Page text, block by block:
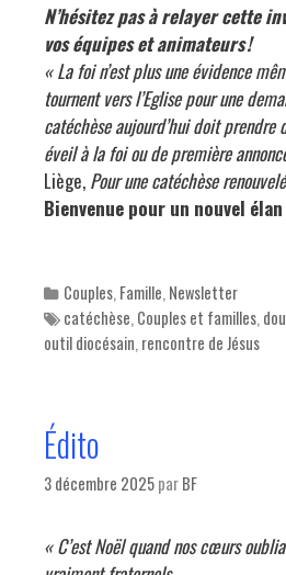
N’hésitez pas à relayer cette
vos équipes et animateurs !
« La foi n’est plus une évidence
tournent vers l’Eglise pour une
catéchèse aujourd’hui doit prendre
éveil à la foi ou de première
Liège, Pour une catéchèse
Bienvenue pour un nouvel
Categories
Couples, Famille, Newsletter
Tags
catéchèse, Couples et familles,
outil diocésain, rencontre de Jésus
Édito
3 décembre 2025parBF
« C’est Noël quand nos cœurs